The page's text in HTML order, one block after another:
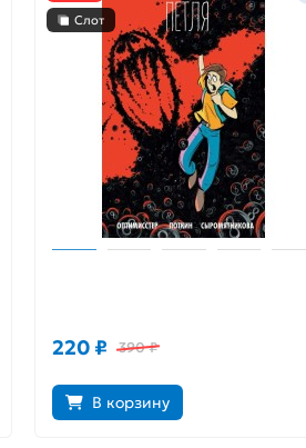
Слот
220 ₽ 390 ₽
В корзину